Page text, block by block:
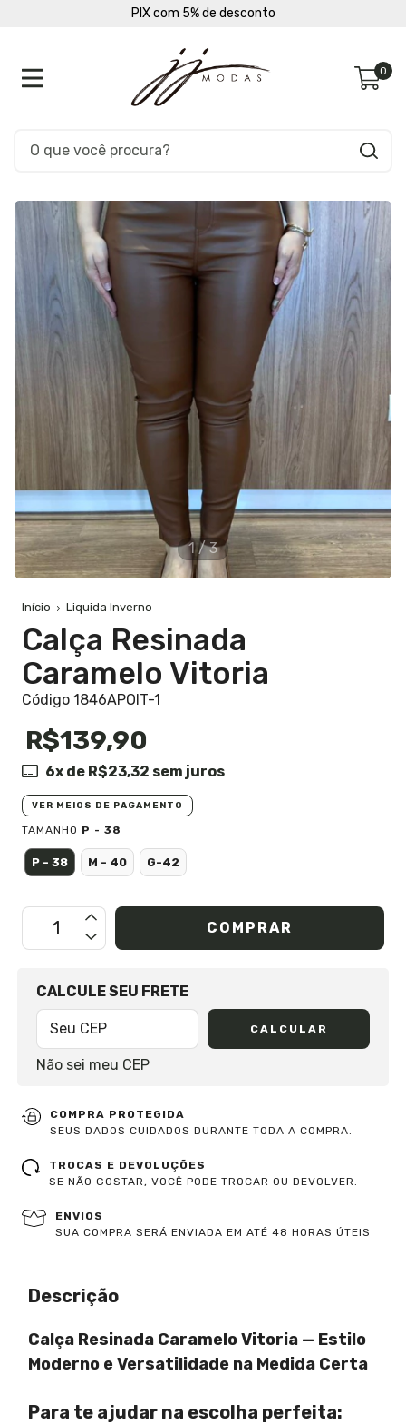
PIX com 5% de desconto
0
1/3
Início Liquida Inverno
Calça Resinada
Caramelo Vitoria
Código 1846APOIT-1
R$139,90
6x de R$23,32 sem juros
VER MEIOS DE PAGAMENTO
TAMANHO P - 38
P - 38 M - 40 G-42
OPÇÕES DE FRETE
CALCULE SEU FRETE
CALCULAR
Não sei meu CEP
COMPRA PROTEGIDA
SEUS DADOS CUIDADOS DURANTE TODA A COMPRA.
TROCAS E DEVOLUÇÕES
SE NÃO GOSTAR, VOCÊ PODE TROCAR OU DEVOLVER.
ENVIOS
SUA COMPRA SERÁ ENVIADA EM ATÉ 48 HORAS ÚTEIS
Descrição
Calça Resinada Caramelo Vitoria — Estilo
Moderno e Versatilidade na Medida Certa
Para te ajudar na escolha perfeita: